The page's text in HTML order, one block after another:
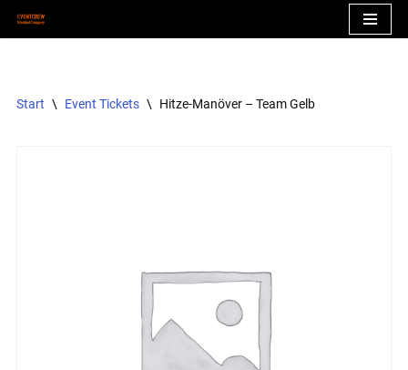
Start \ Event Tickets \ Hitze-Manöver – Team Gelb